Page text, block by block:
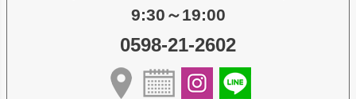
9:30～19:00
0598-21-2602